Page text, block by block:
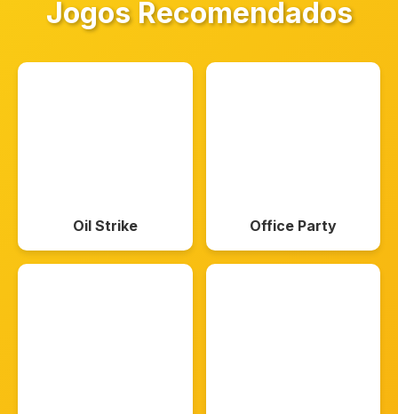
Jogos Recomendados
Oil Strike Office Party